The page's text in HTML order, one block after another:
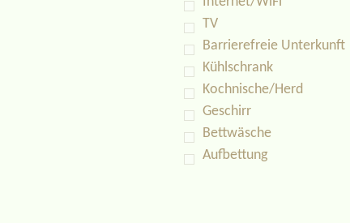
TV
Barrierefreie Unterkunft
Kühlschrank
Kochnische/Herd
Geschirr
Bettwäsche
Aufbettung